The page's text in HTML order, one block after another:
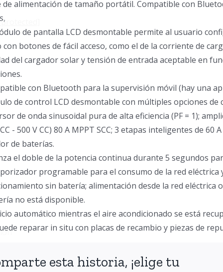
de alimentación de tamaño portátil. Compatible con
de pantalla LCD desmontable permite al usuario
con botones de fácil acceso, como el de la corriente de
del cargador solar y tensión de entrada aceptable en
con Bluetooth para la supervisión móvil (hay una
de control LCD desmontable con múltiples opciones de
de onda sinusoidal pura de alta eficiencia (PF = 1);
- 500 V CC) 80 A MPPT SCC; 3 etapas inteligentes de 60 A
de baterías.
el doble de la potencia continua durante 5 segundos
programable para el consumo de la red
sin batería; alimentación desde la red eléctrica
no está disponible.
automático mientras el aire acondicionado se está
reparar in situ con placas de recambio y piezas de
esta historia, ¡elige tu